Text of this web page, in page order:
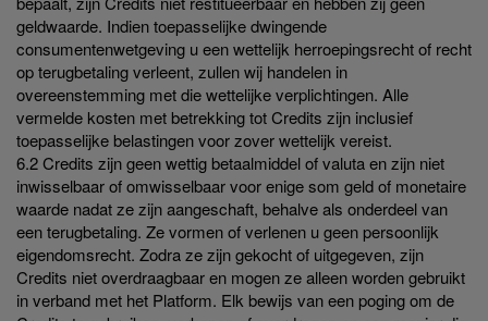
geldwaarde. Indien toepasselijke dwingende
consumentenwetgeving u een wettelijk herroepingsrecht of recht
op terugbetaling verleent, zullen wij handelen in
overeenstemming met die wettelijke verplichtingen. Alle
vermelde kosten met betrekking tot Credits zijn inclusief
toepasselijke belastingen voor zover wettelijk vereist.
6.2 Credits zijn geen wettig betaalmiddel of valuta en zijn niet
inwisselbaar of omwisselbaar voor enige som geld of monetaire
waarde nadat ze zijn aangeschaft, behalve als onderdeel van
een terugbetaling. Ze vormen of verlenen u geen persoonlijk
eigendomsrecht. Zodra ze zijn gekocht of uitgegeven, zijn
Credits niet overdraagbaar en mogen ze alleen worden gebruikt
in verband met het Platform. Elk bewijs van een poging om de